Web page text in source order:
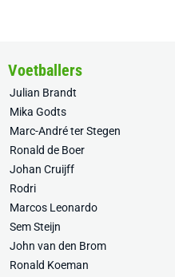
Voetballers
Julian Brandt
Mika Godts
Marc-André ter Stegen
Ronald de Boer
Johan Cruijff
Rodri
Marcos Leonardo
Sem Steijn
John van den Brom
Ronald Koeman